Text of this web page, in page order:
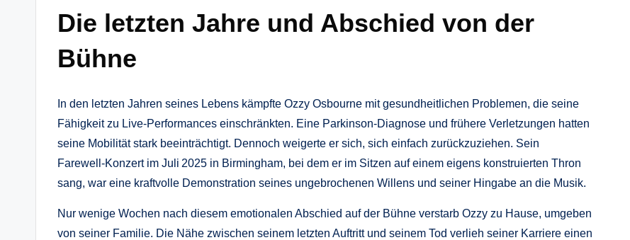
Die letzten Jahre und Abschied von der
Bühne
In den letzten Jahren seines Lebens kämpfte Ozzy Osbourne mit gesundheitlichen Problemen, die seine
Fähigkeit zu Live-Performances einschränkten. Eine Parkinson‑Diagnose und frühere Verletzungen hatten
seine Mobilität stark beeinträchtigt. Dennoch weigerte er sich, sich einfach zurückzuziehen. Sein
Farewell‑Konzert im Juli 2025 in Birmingham, bei dem er im Sitzen auf einem eigens konstruierten Thron
sang, war eine kraftvolle Demonstration seines ungebrochenen Willens und seiner Hingabe an die Musik.
Nur wenige Wochen nach diesem emotionalen Abschied auf der Bühne verstarb Ozzy zu Hause, umgeben
von seiner Familie. Die Nähe zwischen seinem letzten Auftritt und seinem Tod verlieh seiner Karriere einen